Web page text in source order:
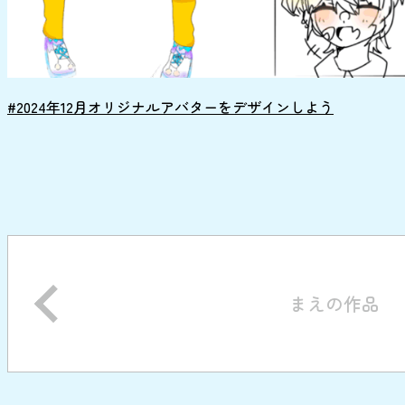
#2024年12月オリジナルアバターをデザインしよう
まえの作品